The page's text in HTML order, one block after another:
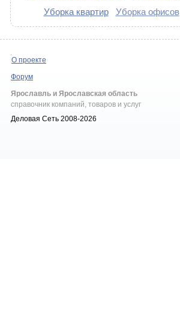
Уборка квартир Уборка офисов
О проекте
Форум
Ярославль и Ярославская область
справочник компаний, товаров и услуг
Деловая Сеть 2008-2026